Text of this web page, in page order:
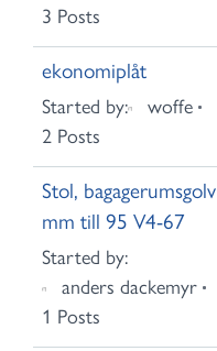
3 Posts
ekonomiplåt
Started by:
woffe
2 Posts
Stol, bagagerumsgolv
mm till 95 V4-67
Started by:
anders dackemyr
1 Posts